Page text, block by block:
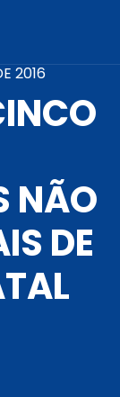
2016
NÃO
DE